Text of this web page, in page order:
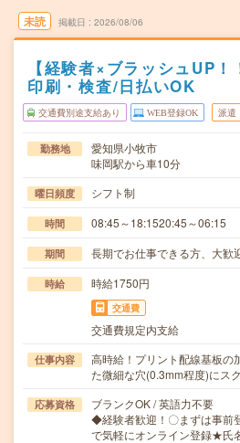
未読 掲載日 2026/08/06
【経験者×ブラッシュUP
印刷・検査/日払いOK
交通費別途支給あり WEB登録OK 派遣
勤務地
愛知県小牧市
味岡駅から車10分
曜日頻度 シフト制
時間 08:45～18:1520:45～06:15
期間 長期でお仕事できる方、大歓
時給 時給1750円
交通費
交通費規定内支給
仕事内容
高時給！プリント配線基板の
た微細な穴(0.3mm程度)にス
応募資格
ブランクOK / 英語力不要
◆経験者歓迎！〇まずは事前
で気軽にオンライン登録★氏